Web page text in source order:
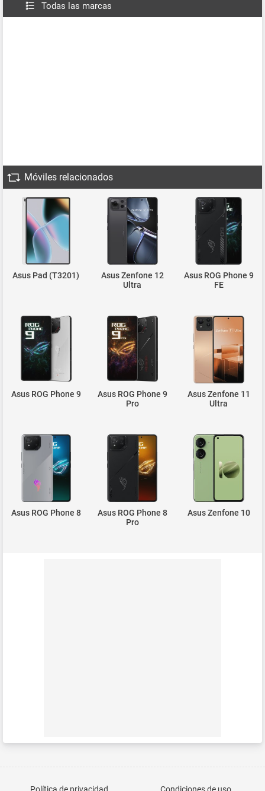
Todas las marcas
Móviles relacionados
Asus Pad (T3201)
Asus Zenfone 12
Ultra
Asus ROG Phone 9
FE
Asus ROG Phone 9
Asus ROG Phone 9
Pro
Asus Zenfone 11
Ultra
Asus ROG Phone 8
Asus ROG Phone 8
Pro
Asus Zenfone 10